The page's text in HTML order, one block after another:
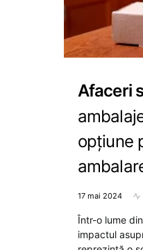
Afaceri
opțiune
17 mai 2024
Într-o lume
impactul